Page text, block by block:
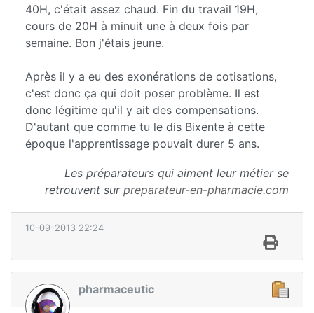
40H, c'était assez chaud. Fin du travail 19H,
cours de 20H à minuit une à deux fois par
semaine. Bon j'étais jeune.
Après il y a eu des exonérations de cotisations,
c'est donc ça qui doit poser problème. Il est
donc légitime qu'il y ait des compensations.
D'autant que comme tu le dis Bixente à cette
époque l'apprentissage pouvait durer 5 ans.
Les préparateurs qui aiment leur métier se
retrouvent sur preparateur-en-pharmacie.com
10-09-2013 22:24
pharmaceutic